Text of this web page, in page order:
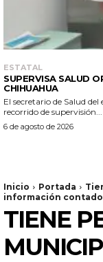
ESTATAL
SUPERVISA SALUD
CHIHUAHUA
El secretario de Salud
recorrido de supervisión...
6 de agosto de 2026